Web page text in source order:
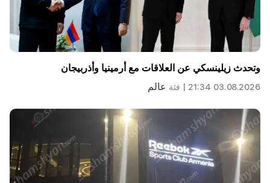
وتحدث زيلينسكي عن العلاقات مع أرمينيا وأذربيجان
03.08.2026 21:34 | فئة عالم